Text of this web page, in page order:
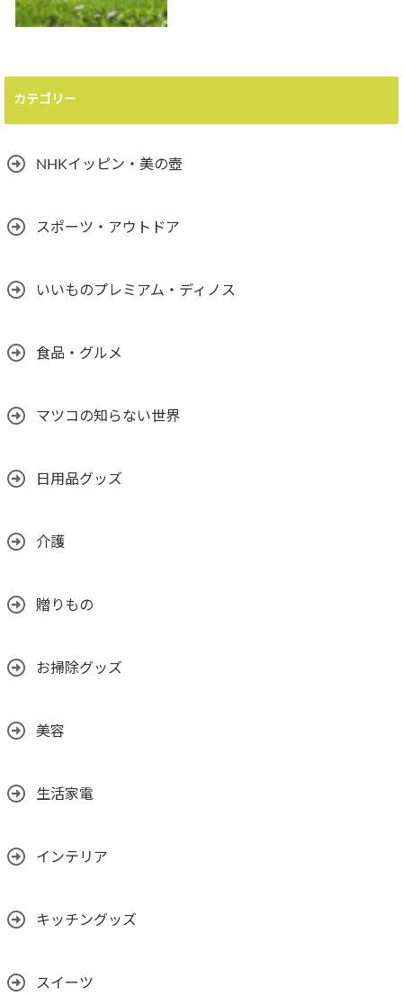
カテゴリー
NHKイッピン・美の壺
スポーツ・アウトドア
いいものプレミアム・ディノス
食品・グルメ
マツコの知らない世界
日用品グッズ
介護
贈りもの
お掃除グッズ
美容
生活家電
インテリア
キッチングッズ
スイーツ